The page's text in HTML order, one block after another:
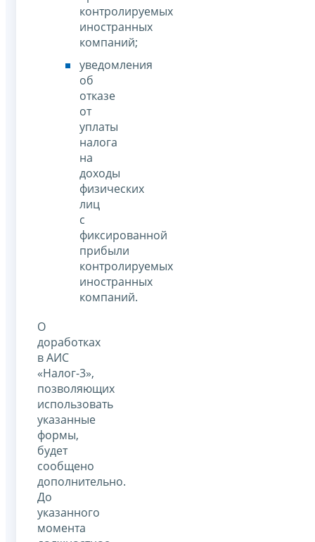
контролируемых
иностранных
компаний;
уведомления
об
отказе
от
уплаты
налога
на
доходы
физических
лиц
с
фиксированной
прибыли
контролируемых
иностранных
компаний.
О
доработках
в АИС
«Налог-3»,
позволяющих
использовать
указанные
формы,
будет
сообщено
дополнительно.
До
указанного
момента